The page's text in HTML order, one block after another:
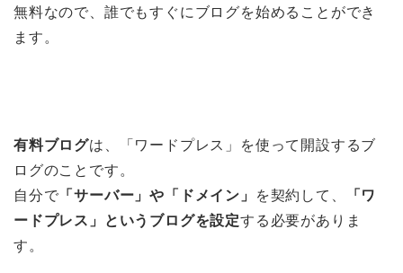
無料なので、誰でもすぐにブログを始めることができ
ます。
有料ブログは、「ワードプレス」を使って開設するブ
ログのことです。
自分で 「サーバー」や「ドメイン」 を契約して、
「ワ
ードプレス」というブログを設定する必要がありま
す。